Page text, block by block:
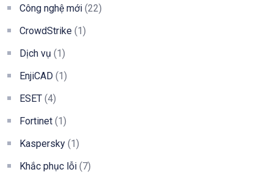
Công nghệ mới (22)
CrowdStrike (1)
Dịch vụ (1)
EnjiCAD (1)
ESET (4)
Fortinet (1)
Kaspersky (1)
Khắc phục lỗi (7)